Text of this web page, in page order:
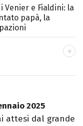
e Fialdini: la
papà, la
mi dedico
editor
2025
attesi dal grande